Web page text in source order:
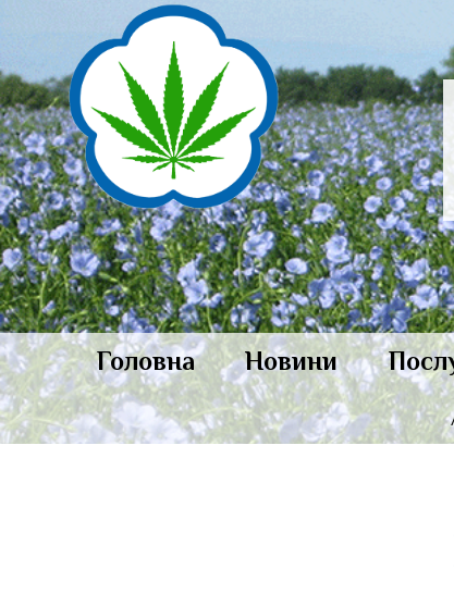
Головна Новини